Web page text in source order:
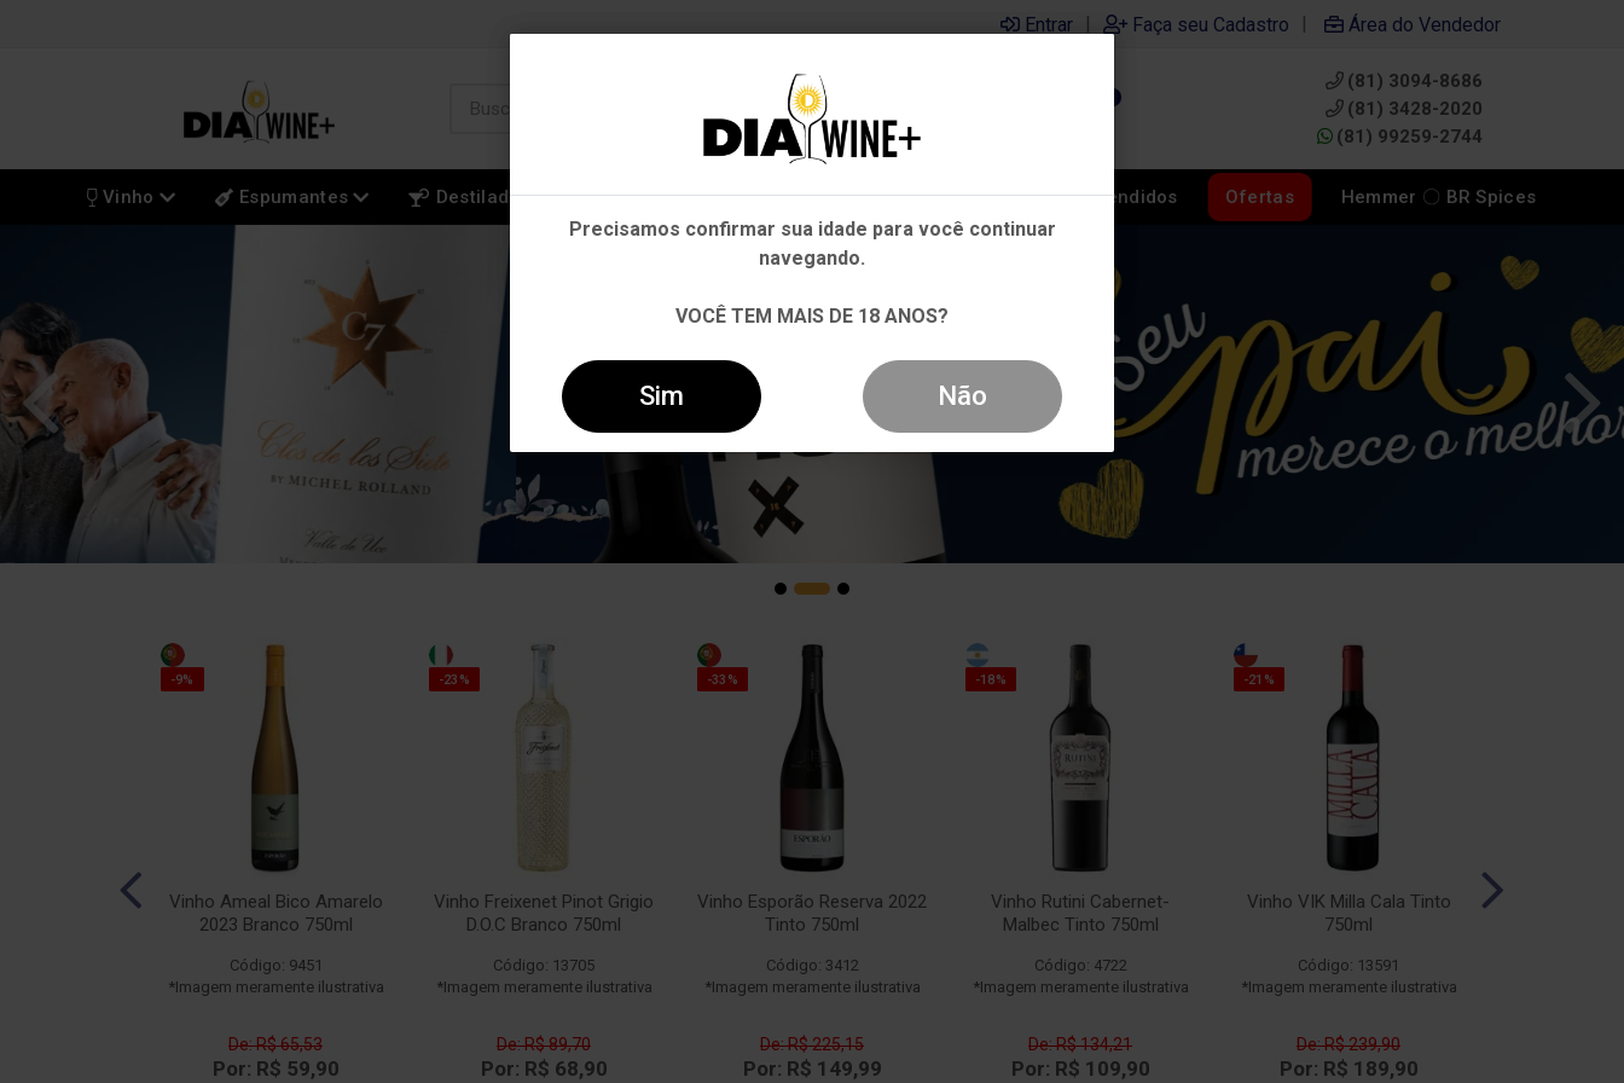
Entrar | Faça seu Cadastro | Área do Vendedor
(81) 3094-8686
(81) 3428-2020
(81) 99259-2744
Vinho Espumantes Destilados Cervejas Kits Departamentos Mais Vendidos Ofertas Hemmer 〇 BR Spices
-9%
Vinho Ameal Bico Amarelo
2023 Branco 750ml
Código: 9451
*Imagem meramente ilustrativa
De: R$ 65,53
Por: R$ 59,90
-23%
Vinho Freixenet Pinot Grigio
D.O.C Branco 750ml
Código: 13705
*Imagem meramente ilustrativa
De: R$ 89,70
Por: R$ 68,90
-33%
Vinho Esporão Reserva 2022
Tinto 750ml
Código: 3412
*Imagem meramente ilustrativa
De: R$ 225,15
Por: R$ 149,99
-18%
Vinho Rutini Cabernet-
Malbec Tinto 750ml
Código: 4722
*Imagem meramente ilustrativa
De: R$ 134,21
Por: R$ 109,90
-21%
Vinho VIK Milla Cala Tinto
750ml
Código: 13591
*Imagem meramente ilustrativa
De: R$ 239,90
Por: R$ 189,90
Em que Estado você está?
Pernambuco
Outros Estados
Precisamos confirmar sua idade para você continuar
navegando.
VOCÊ TEM MAIS DE 18 ANOS?
Sim Não